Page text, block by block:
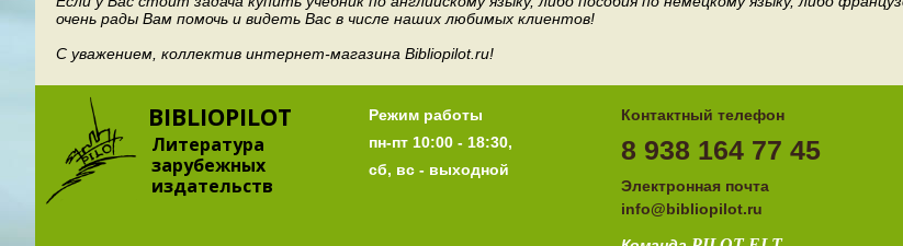
очень рады Вам помочь и видеть Вас в числе наших любимых клиентов!
С уважением, коллектив интернет-магазина Bibliopilot.ru!
BIBLIOPILOT
Литература
зарубежных
издательств
Режим работы
пн-пт 10:00 - 18:30,
сб, вс - выходной
Контактный телефон
8 938 164 77 45
Электронная почта
info@bibliopilot.ru